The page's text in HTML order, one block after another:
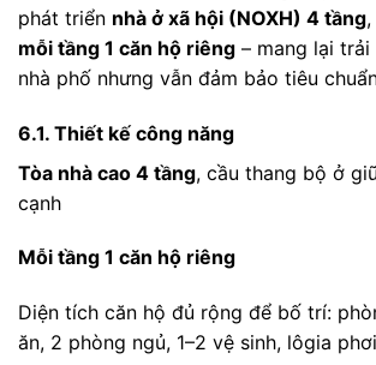
phát triển nhà ở xã hội (NOXH) 4 tầng
mỗi tầng 1 căn hộ riêng – mang lại
nhà phố nhưng vẫn đảm bảo tiêu
6.1. Thiết kế công năng
Tòa nhà cao 4 tầng, cầu thang bộ ở
cạnh
Mỗi tầng 1 căn hộ riêng
Diện tích căn hộ đủ rộng để bố trí:
ăn, 2 phòng ngủ, 1–2 vệ sinh, lôgia